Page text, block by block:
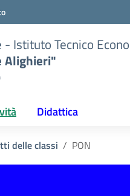
Istituto Tecnico
Alighieri"
Didattica
delle classi PON